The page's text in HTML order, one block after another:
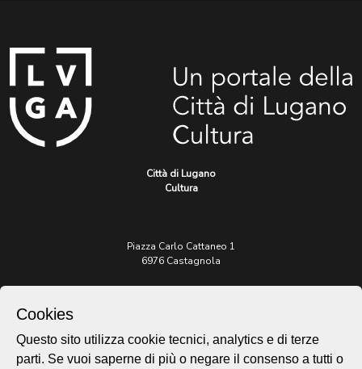
Città di Lugano
Cultura
Piazza Carlo Cattaneo 1
6976 Castagnola
patrimonio@lugano.ch
t. +41 58 866 68 50
Cookies
Questo sito utilizza cookie tecnici, analytics e di terze
parti. Se vuoi saperne di più o negare il consenso a tutti o